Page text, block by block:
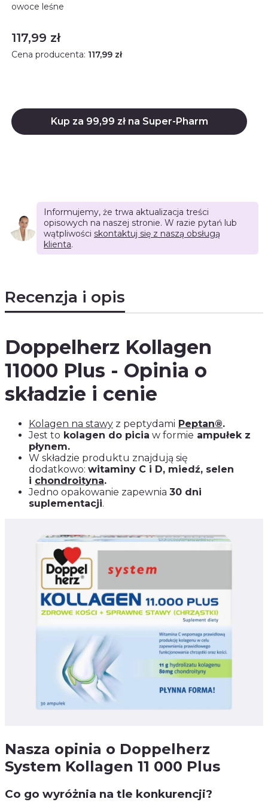
owoce leśne
Cena
117,99 zł
Cena producenta: 117,99 zł
Kup za 99,99 zł na Super-Pharm
Informujemy, że trwa aktualizacja treści
opisowych na naszej stronie. W razie pytań lub
wątpliwości skontaktuj się z naszą obsługą
klienta.
Recenzja i opis
Doppelherz Kollagen
11000 Plus - Opinia o
składzie i cenie
Kolagen na stawy z peptydami Peptan®.
Jest to kolagen do picia w formie ampułek z
płynem.
W składzie produktu znajdują się
dodatkowo: witaminy C i D, miedź, selen
i chondroityna.
Jedno opakowanie zapewnia 30 dni
suplementacji.
Nasza opinia o Doppelherz
System Kollagen 11 000 Plus
Co go wyróżnia na tle konkurencji?